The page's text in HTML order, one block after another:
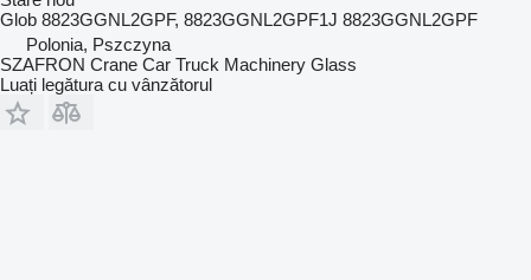
Glob 8823GGNL2GPF, 8823GGNL2GPF1J 8823GGNL2GPF
Polonia, Pszczyna
SZAFRON Crane Car Truck Machinery Glass
Luați legătura cu vânzătorul